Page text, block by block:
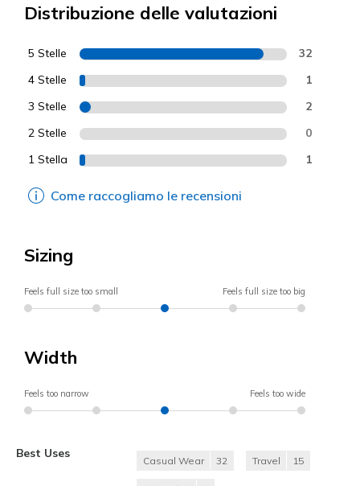
Distribuzione delle valutazioni
5 Stelle 32
4 Stelle 1
3 Stelle 2
2 Stelle 0
1 Stella 1
Come raccogliamo le recensioni
Sizing
Feels full size too small Feels full size too big
Width
Feels too narrow Feels too wide
Best Uses
Casual Wear 32 Travel 15